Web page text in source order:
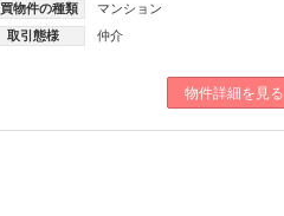
物件の種類
マンション
取引態様
仲介
物件詳細を見る